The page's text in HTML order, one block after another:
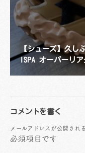
【シューズ】久し
ISPA オーバーリ
コメントを書く
メールアドレスが公開され
必須項目です